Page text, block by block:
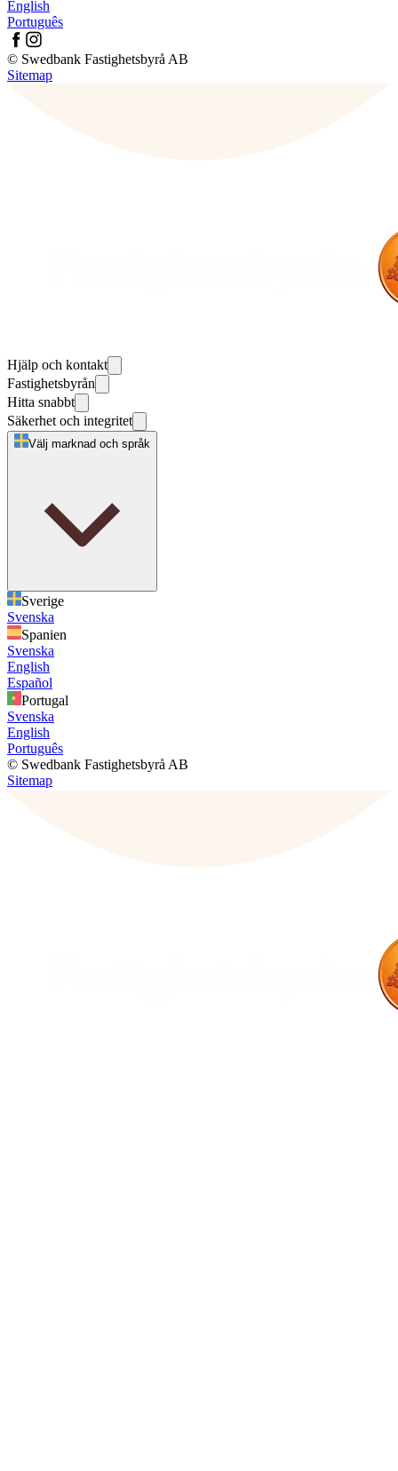
English
Português
© Swedbank Fastighetsbyrå AB
Sitemap
Hjälp och kontakt
Fastighetsbyrån
Hitta snabbt
Säkerhet och integritet
Välj marknad och språk
Sverige
Svenska
Spanien
Svenska
English
Español
Portugal
Svenska
English
Português
© Swedbank Fastighetsbyrå AB
Sitemap